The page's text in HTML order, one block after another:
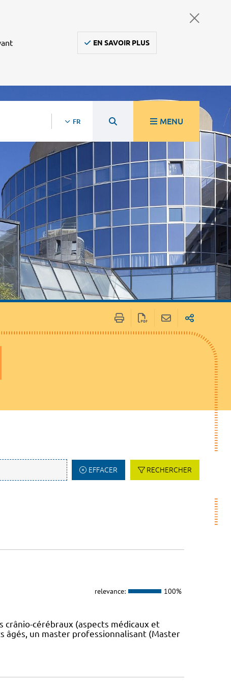
EN SAVOIR PLUS
FR MENU
EFFACER RECHERCHER
relevance: 100%
crânio-cérébraux (aspects médicaux et
âgés, un master professionnalisant (Master